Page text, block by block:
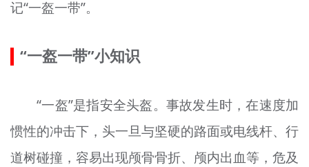
记“一盔一带”。
“一盔一带”小知识
“一盔”是指安全头盔。事故发生时，在速度加
惯性的冲击下，头一旦与坚硬的路面或电线杆、行
道树碰撞，容易出现颅骨骨折、颅内出血等，危及